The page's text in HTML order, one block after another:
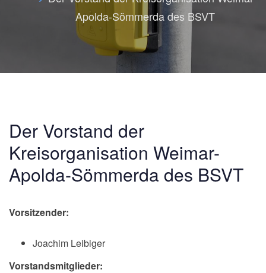
Apolda-Sömmerda des BSVT
Der Vorstand der
Kreisorganisation Weimar-
Apolda-Sömmerda des BSVT
Vorsitzender:
Joachim Leibiger
Vorstandsmitglieder: